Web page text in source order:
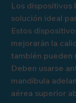
Los dispositivos
solución ideal
Estos
mejorarán la
también pueden
Deben usarse
mandíbula
aérea superior